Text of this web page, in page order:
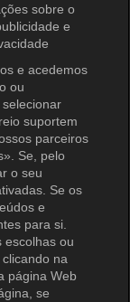
sobre o
e
e acedemos
ou
suportem
parceiros
Se, pelo
o seu
Se os
e
para si.
escolhas ou
na
página Web
se